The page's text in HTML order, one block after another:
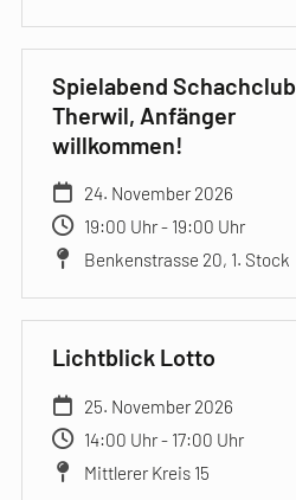
Spielabend Schachclub
Therwil, Anfänger
willkommen!
24. November 2026
19:00 Uhr - 19:00 Uhr
Benkenstrasse 20, 1. Stock
Lichtblick Lotto
25. November 2026
14:00 Uhr - 17:00 Uhr
Mittlerer Kreis 15